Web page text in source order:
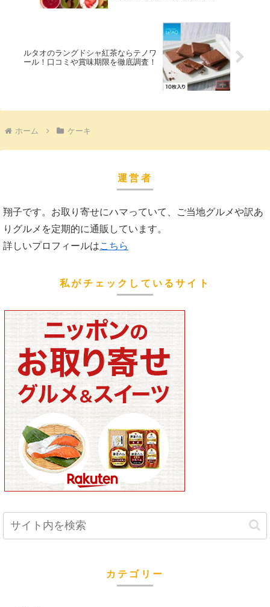
ルタオのラングドシャ紅茶ならテノワ
ール！口コミや賞味期限を徹底調査！
ホーム ケーキ
運営者
翔子です。お取り寄せにハマっていて、ご当地グルメや訳あ
りグルメを定期的に通販しています。
詳しいプロフィールはこちら
私がチェックしているサイト
カテゴリー